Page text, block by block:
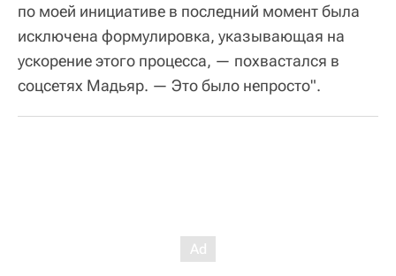
по моей инициативе в последний момент была
исключена формулировка, указывающая на
ускорение этого процесса, — похвастался в
соцсетях Мадьяр. — Это было непросто".